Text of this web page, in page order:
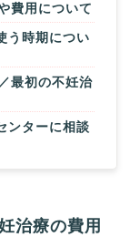
費用について
う時期につい
最初の不妊治
ンターに相談
治療の費用